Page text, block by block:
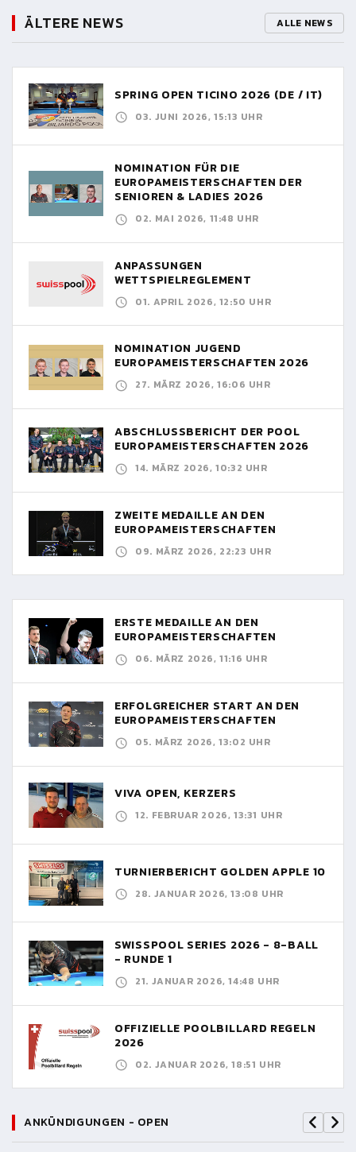
ÄLTERE NEWS ALLE NEWS
SPRING OPEN TICINO 2026 (DE / IT)
03. JUNI 2026, 15:13 UHR
NOMINATION FÜR DIE
EUROPAMEISTERSCHAFTEN DER
SENIOREN & LADIES 2026
02. MAI 2026, 11:48 UHR
ANPASSUNGEN
WETTSPIELREGLEMENT
01. APRIL 2026, 12:50 UHR
NOMINATION JUGEND
EUROPAMEISTERSCHAFTEN 2026
27. MÄRZ 2026, 16:06 UHR
ABSCHLUSSBERICHT DER POOL
EUROPAMEISTERSCHAFTEN 2026
14. MÄRZ 2026, 10:32 UHR
ZWEITE MEDAILLE AN DEN
EUROPAMEISTERSCHAFTEN
09. MÄRZ 2026, 22:23 UHR
ERSTE MEDAILLE AN DEN
EUROPAMEISTERSCHAFTEN
06. MÄRZ 2026, 11:16 UHR
ERFOLGREICHER START AN DEN
EUROPAMEISTERSCHAFTEN
05. MÄRZ 2026, 13:02 UHR
VIVA OPEN, KERZERS
12. FEBRUAR 2026, 13:31 UHR
TURNIERBERICHT GOLDEN APPLE 10
28. JANUAR 2026, 13:08 UHR
SWISSPOOL SERIES 2026 - 8-BALL
- RUNDE 1
21. JANUAR 2026, 14:48 UHR
OFFIZIELLE POOLBILLARD REGELN
2026
02. JANUAR 2026, 18:51 UHR
ANKÜNDIGUNGEN - OPEN